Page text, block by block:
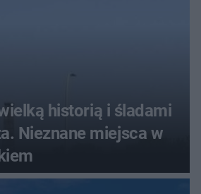
historią i śladami
Nieznane miejsca w